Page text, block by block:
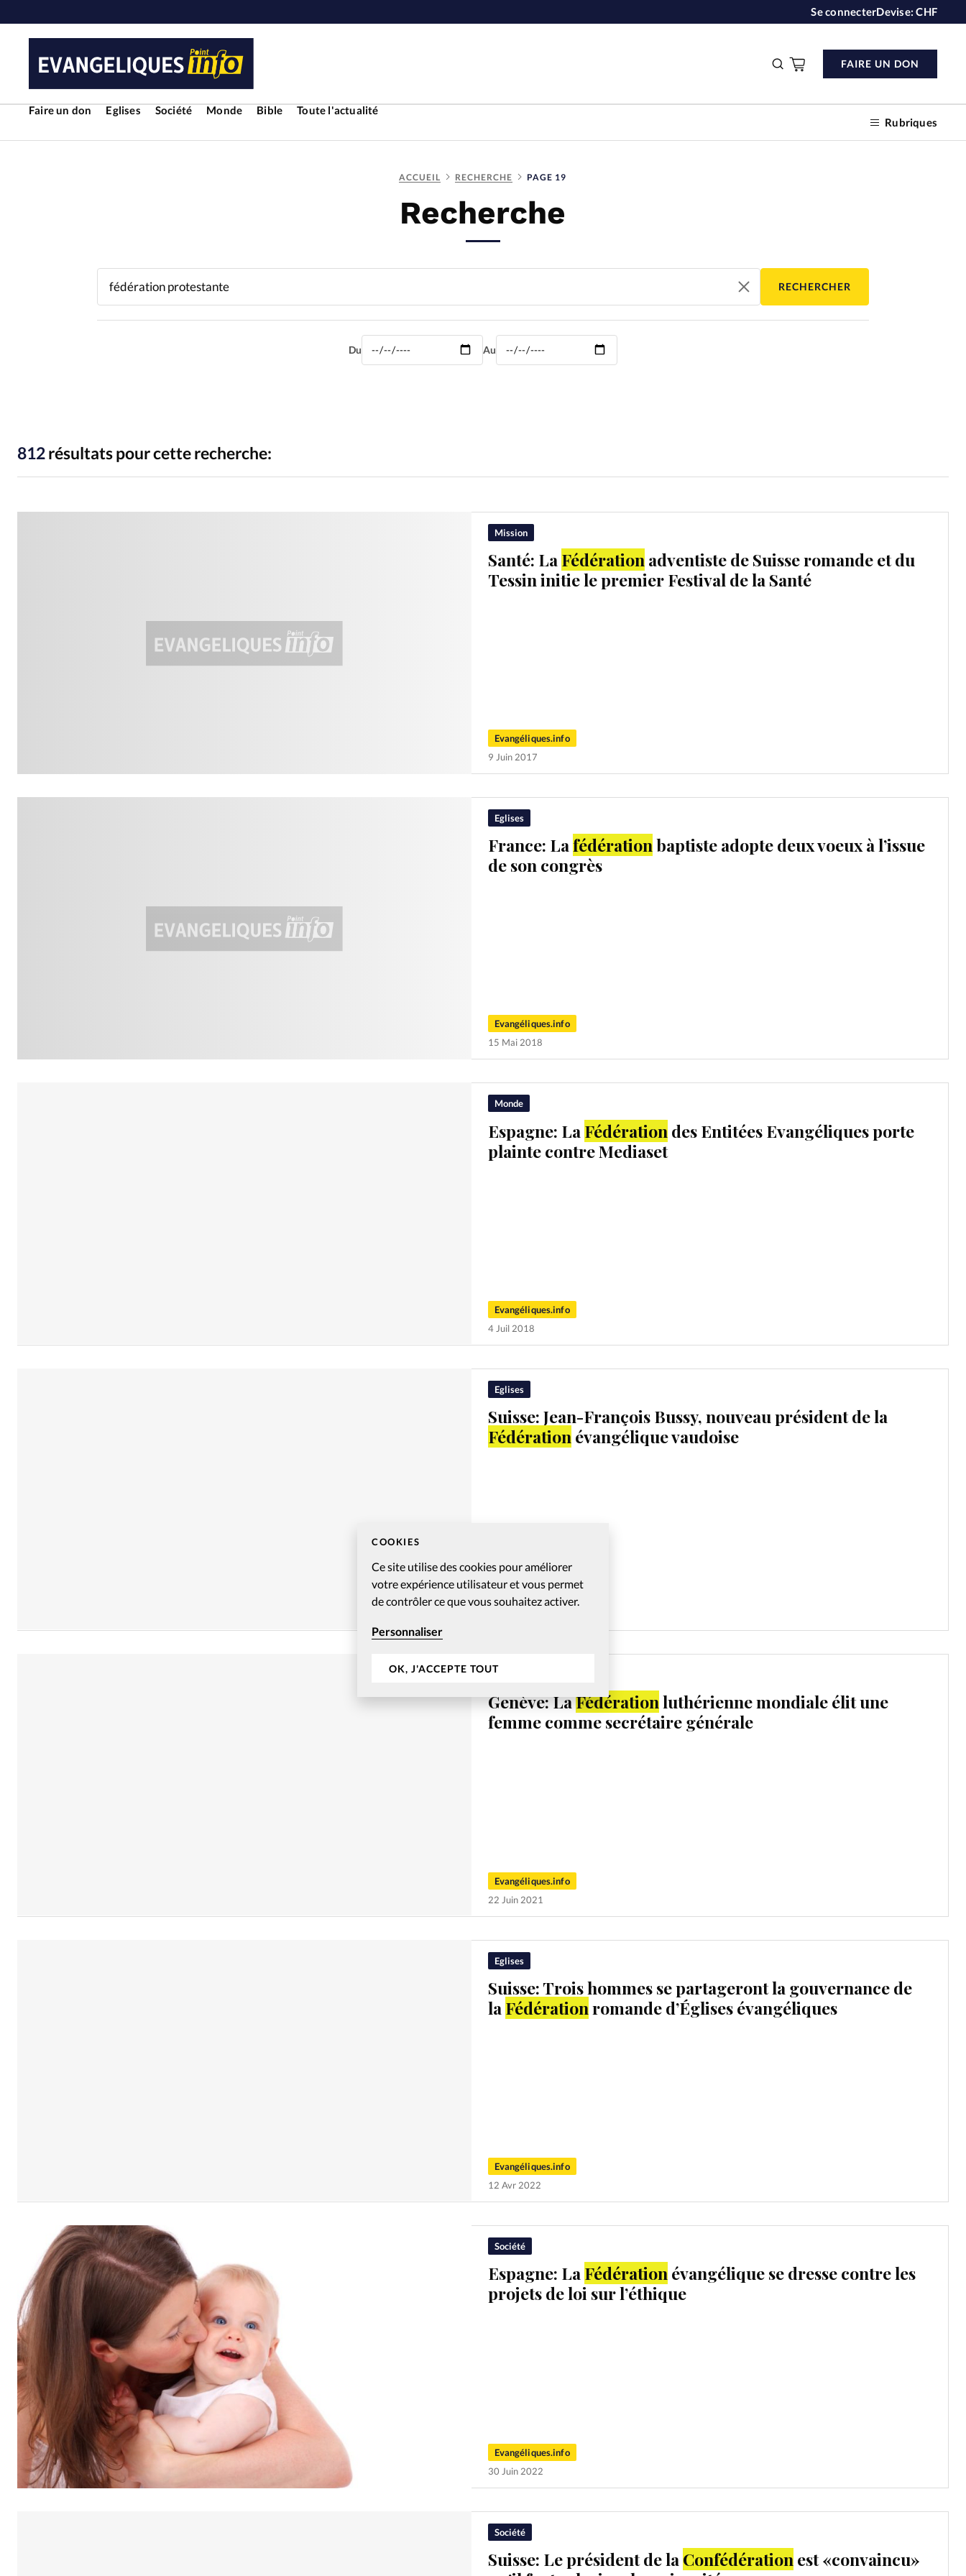
COOKIES
Ce site utilise des cookies pour améliorer
votre expérience utilisateur et vous permet
de contrôler ce que vous souhaitez activer.
Personnaliser
OK, J'ACCEPTE TOUT
Se connecterDevise:CHF
Faire un don Eglises Société Monde Bible
Toute l'actualité
Rubriques
FAIRE UN DON
Liberté religieuse
Mission
Monde
Société
La rédaction
Mon compte
ACCUEIL RECHERCHE PAGE 19
Recherche
RECHERCHER
Du Au
812 résultats pour cette recherche:
Mission
Santé: La Fédération adventiste de Suisse romande et du
Tessin initie le premier Festival de la Santé
Evangéliques.info
9 Juin 2017
Eglises
France: Lafédérationbaptiste adopte deux voeux à l’issue
de son congrès
Evangéliques.info
15 Mai 2018
Monde
Espagne: La Fédération des Entitées Evangéliques porte
plainte contre Mediaset
Evangéliques.info
4 Juil 2018
Eglises
Suisse: Jean-François Bussy, nouveau président de la
Fédération évangélique vaudoise
Evangéliques.info
Eglises
Genève: LaFédérationluthérienne mondiale élit une
femme comme secrétaire générale
Evangéliques.info
22 Juin 2021
Eglises
Suisse: Trois hommes se partageront la gouvernance de
la Fédérationromande d’Églises évangéliques
Evangéliques.info
12 Avr 2022
Société
Espagne: LaFédérationévangélique se dresse contre les
projets de loi sur l’éthique
Evangéliques.info
30 Juin 2022
Société
Suisse: Le président de la Confédération est «convaincu»